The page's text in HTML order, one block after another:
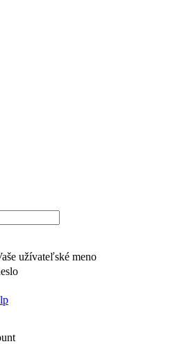
užívateľské meno